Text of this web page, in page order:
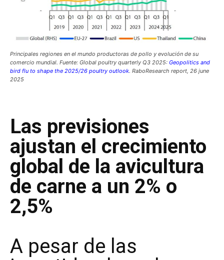
Principales regiones en el mundo productoras de pollo y evolución de su
comercio mundial. Fuente: Global poultry quarterly Q3 2025: Geopolitics and
bird flu to shape the 2025/26 poultry outlook. RaboResearch report, 26 june
2025
Las previsiones
ajustan el crecimiento
global de la avicultura
de carne a un 2% o
2,5%
A pesar de las